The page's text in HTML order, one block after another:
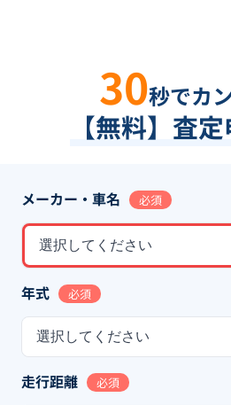
30秒でカ
【無料】査
メーカー・車名 必須
選択してください
年式 必須
選択してください
走行距離 必須